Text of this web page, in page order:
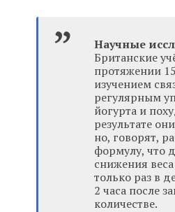
Научные
Британские
протяжении
изучением
регулярным
йогурта и
результате
но, говорят,
формулу, что
снижения
только раз в
2 часа после
количестве.